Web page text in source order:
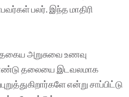
பலர். இந்த மாதிரி
அறுசுவை உணவு
தலையை இடவலமாக
என்று சாப்பிட்டு